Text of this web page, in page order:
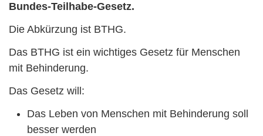
Bundes-Teilhabe-Gesetz.
Die Abkürzung ist BTHG.
Das BTHG ist ein wichtiges Gesetz für Menschen
mit Behinderung.
Das Gesetz will:
Das Leben von Menschen mit Behinderung soll
besser werden